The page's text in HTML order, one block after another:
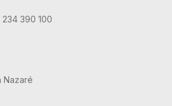
234 390 100
Nazaré